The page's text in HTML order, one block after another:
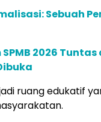
Sebuah
2026
ruang edukatif